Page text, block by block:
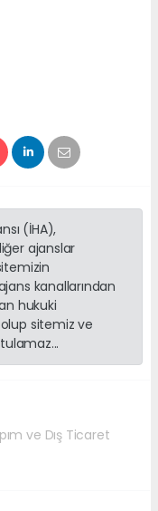
(İHA),
ajanslar
kanallarından
hukuki
sitemiz ve
ve Dış Ticaret